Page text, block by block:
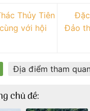
Thủy Tiên
với hội
Đảo
Địa điểm tham
chủ đề: